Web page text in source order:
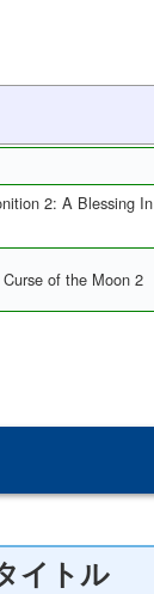
2: A Blessing In
of the Moon 2
イトル